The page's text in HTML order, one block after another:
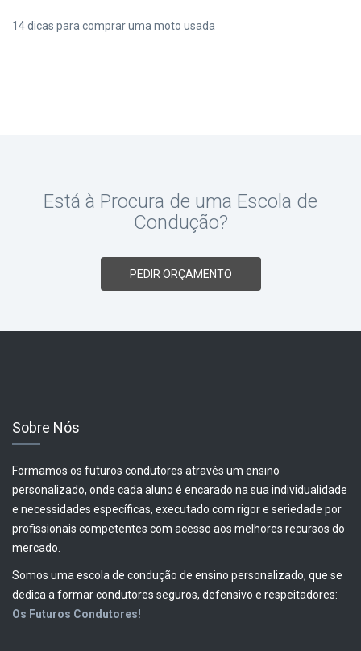
14 dicas para comprar uma moto usada
Está à Procura de uma Escola de
Condução?
PEDIR ORÇAMENTO
Sobre Nós
Formamos os futuros condutores através um ensino
personalizado, onde cada aluno é encarado na sua individualidade
e necessidades específicas, executado com rigor e seriedade por
profissionais competentes com acesso aos melhores recursos do
mercado.
Somos uma escola de condução de ensino personalizado, que se
dedica a formar condutores seguros, defensivo e respeitadores:
Os Futuros Condutores!